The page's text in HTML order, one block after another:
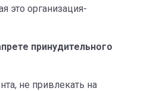
это организация-
принудительного
не привлекать на